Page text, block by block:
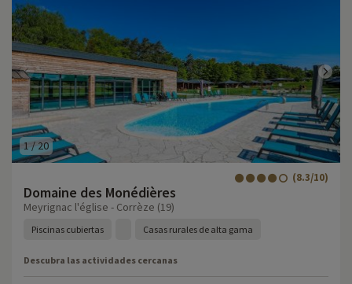
1/20
Domaine des Monédières
(8.3/10)
Meyrignac l'église - Corrèze (19)
Piscinas cubiertas Casas rurales de alta gama
Descubra las actividades cercanas